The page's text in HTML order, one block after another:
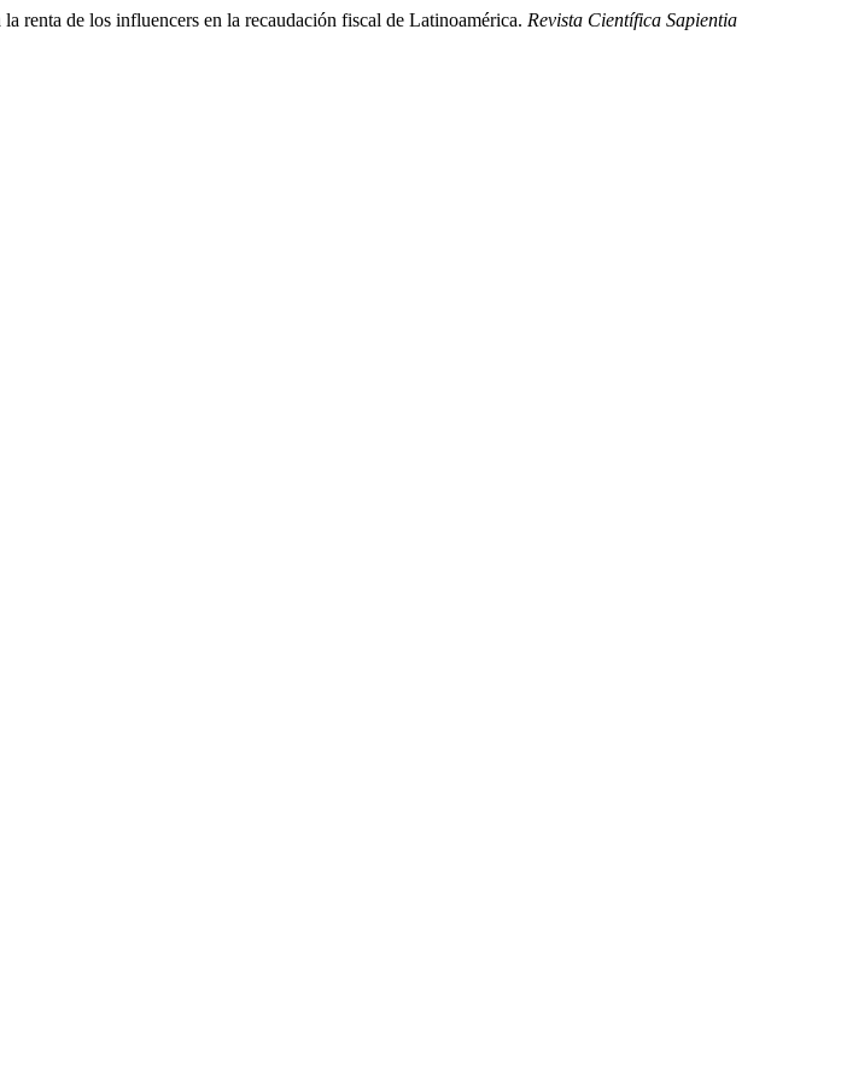
renta de los influencers en la recaudación fiscal de Latinoamérica. Revista Científica Sapientia